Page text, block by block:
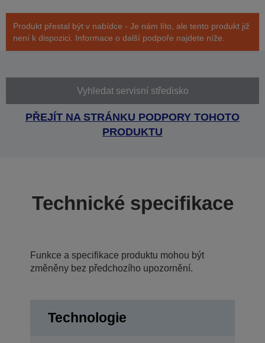
Produkt přestal být v nabídce - Je nám líto, ale tento produkt již
není k dispozici. Informace o další podpoře najdete níže.
Vyhledat servisní středisko
PŘEJÍT NA STRÁNKU PODPORY TOHOTO
PRODUKTU
Technické specifikace
Funkce a specifikace produktu mohou být
změněny bez předchozího upozornění.
Technologie